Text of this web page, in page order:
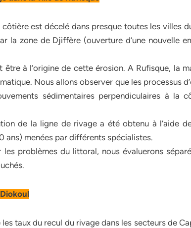
côtière est décelé dans presque toutes les villes
la zone de Djiffère (ouverture d’une nouvelle
être à l’origine de cette érosion. A Rufisque, la
Nous allons observer que les processus
sédimentaires perpendiculaires à la
de la ligne de rivage a été obtenu à l’aide
ans) menées par différents spécialistes.
problèmes du littoral, nous évaluerons
taux du recul du rivage dans les secteurs de